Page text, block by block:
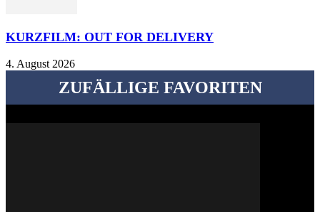
KURZFILM: OUT FOR DELIVERY
4. August 2026
ZUFÄLLIGE FAVORITEN